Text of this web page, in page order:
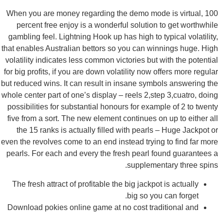
When you are money regarding the demo mode is virtual,
percent free enjoy is a wonderful solution to get
gambling feel. Lightning Hook up has high to typical
that enables Australian bettors so you can winnings huge.
volatility indicates less common victories but with the
for big profits, if you are down volatility now offers more
but reduced wins. It can result in insane symbols answering
whole center part of one’s display – reels 2,step 3,cuatro,
possibilities for substantial honours for example of 2 to
five from a sort. The new element continues on up to either
the 15 ranks is actually filled with pearls – Huge Jackpot
even the revolves come to an end instead trying to find far
pearls. For each and every the fresh pearl found guarantees
supplementary three
The fresh attract of profitable the big jackpot is actually
big so you can forget.
Download pokies online game at no cost traditional and